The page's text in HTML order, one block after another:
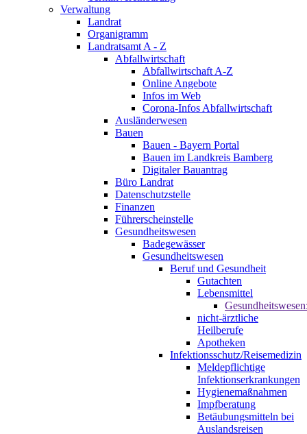
Verwaltung
Landrat
Organigramm
Landratsamt A - Z
Abfallwirtschaft
Abfallwirtschaft A-Z
Online Angebote
Infos im Web
Corona-Infos Abfallwirtschaft
Ausländerwesen
Bauen
Bauen - Bayern Portal
Bauen im Landkreis Bamberg
Digitaler Bauantrag
Büro Landrat
Datenschutzstelle
Finanzen
Führerscheinstelle
Gesundheitswesen
Badegewässer
Gesundheitswesen
Beruf und Gesundheit
Gutachten
Lebensmittel
nicht-ärztliche
Heilberufe
Apotheken
Infektionsschutz/Reisemedizin
Meldepflichtige
Infektionserkrankungen
Hygienemaßnahmen
Impfberatung
Betäubungsmitteln bei
Auslandsreisen